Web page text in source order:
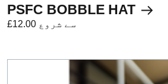
PSFC BOBBLE HAT
£12.00 سے شروع